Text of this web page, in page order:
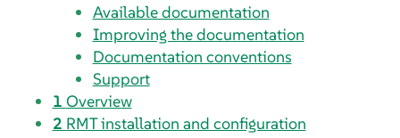
Available documentation
Improving the documentation
Documentation conventions
Support
1 Overview
2 RMT installation and configuration